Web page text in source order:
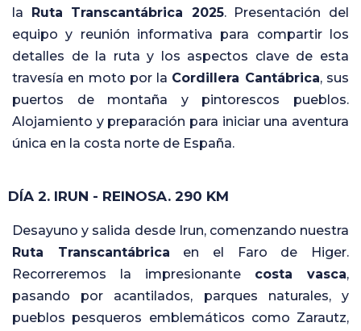
la Ruta Transcantábrica 2025. Presentación del
equipo y reunión informativa para compartir los
detalles de la ruta y los aspectos clave de esta
travesía en moto por la Cordillera Cantábrica, sus
puertos de montaña y pintorescos pueblos.
Alojamiento y preparación para iniciar una aventura
única en la costa norte de España.
DÍA 2. IRUN - REINOSA. 290 KM
Desayuno y salida desde Irun, comenzando nuestra
Ruta Transcantábrica en el Faro de Higer.
Recorreremos la impresionante costa vasca,
pasando por acantilados, parques naturales, y
pueblos pesqueros emblemáticos como Zarautz,